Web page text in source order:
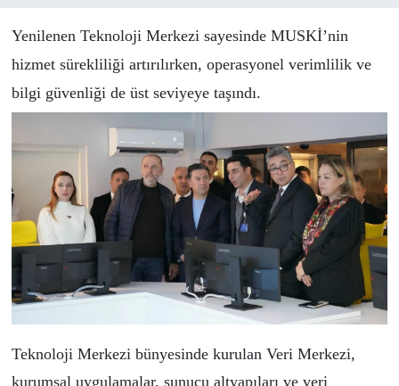
Yenilenen Teknoloji Merkezi sayesinde MUSKİ’nin
hizmet sürekliliği artırılırken, operasyonel verimlilik ve
bilgi güvenliği de üst seviyeye taşındı.
Teknoloji Merkezi bünyesinde kurulan Veri Merkezi,
kurumsal uygulamalar, sunucu altyapıları ve veri